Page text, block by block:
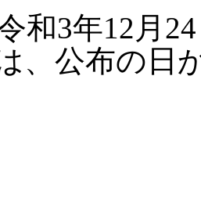
和3年12月
、公布の日